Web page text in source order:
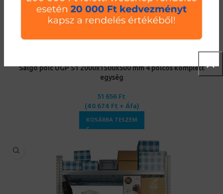
Salgó polc UGP S1 2000x1500x500 mm 4 polcos komplett
egység
51 656Ft
(40 674 Ft + Áfa)
KOSÁRBA TESZEM